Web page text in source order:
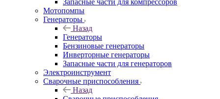
Запасные части для компрессоров
Мотопомпы
Генераторы
Назад
Генераторы
Бензиновые генераторы
Инверторные генераторы
Запасные части для генераторов
Электроинструмент
Сварочные приспособления
Назад